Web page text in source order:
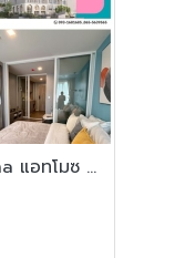
Atmoz Serene Sriracha แอทโมซ ซีรีน ศรีราชา คอนโดใกล้ ม.เกษตรศาสตร